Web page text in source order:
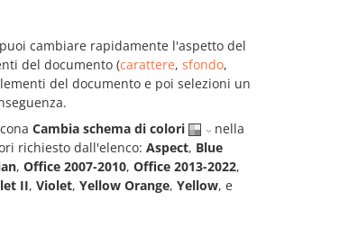
cambiare rapidamente l'aspetto del
del documento (carattere, sfondo,
del documento e poi selezioni un
Cambia schema di colori
nella
richiesto dall'elenco: Aspect, Blue
, Office 2007-2010, Office 2013-2022,
II, Violet, Yellow Orange, Yellow, e